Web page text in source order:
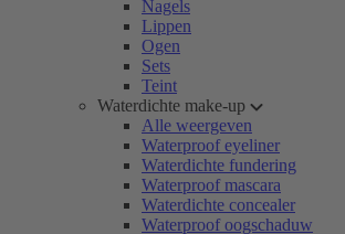
Nagels
Lippen
Ogen
Sets
Teint
Waterdichte make-up
Alle weergeven
Waterproof eyeliner
Waterdichte fundering
Waterproof mascara
Waterdichte concealer
Waterproof oogschaduw